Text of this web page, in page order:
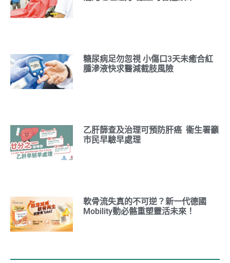
糖尿病足勿忽視 小傷口3天未癒合紅
腫滲液快求醫減截肢風險
乙肝篩查及治理可預防肝癌 衞生署籲
市民早驗早處理
軟骨流失真的不可逆？新一代德國
Mobility動必骼重塑靈活未來！